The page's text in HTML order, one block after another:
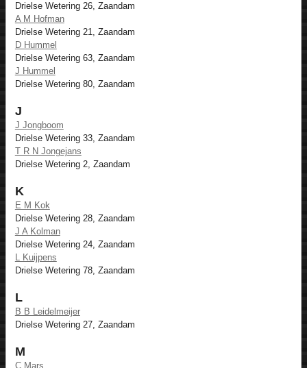
Drielse Wetering 26, Zaandam
A M Hofman
Drielse Wetering 21, Zaandam
D Hummel
Drielse Wetering 63, Zaandam
J Hummel
Drielse Wetering 80, Zaandam
J
J Jongboom
Drielse Wetering 33, Zaandam
T R N Jongejans
Drielse Wetering 2, Zaandam
K
E M Kok
Drielse Wetering 28, Zaandam
J A Kolman
Drielse Wetering 24, Zaandam
L Kuijpens
Drielse Wetering 78, Zaandam
L
B B Leidelmeijer
Drielse Wetering 27, Zaandam
M
C Mars